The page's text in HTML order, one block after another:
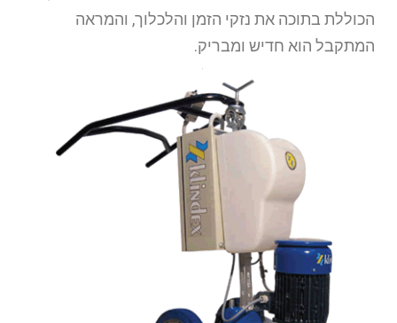
הכוללת בתוכה את נזקי הזמן והלכלוך, והמראה
המתקבל הוא חדיש ומבריק.